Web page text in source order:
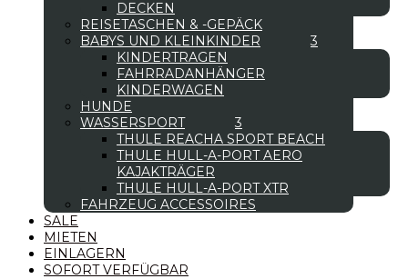
DECKEN
REISETASCHEN & -GEPÄCK
BABYS UND KLEINKINDER
KINDERTRAGEN
FAHRRADANHÄNGER
KINDERWAGEN
HUNDE
WASSERSPORT
THULE REACHA SPORT BEACH
THULE HULL-A-PORT AERO
KAJAKTRÄGER
THULE HULL-A-PORT XTR
FAHRZEUG ACCESSOIRES
SALE
MIETEN
EINLAGERN
SOFORT VERFÜGBAR